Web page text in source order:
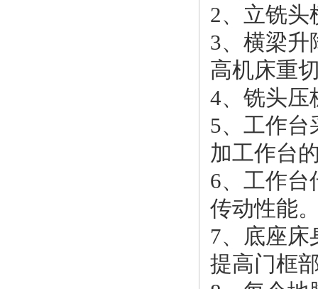
2、立铣头
3、横梁升
高机床重
4、铣头压
5、工作台
加工作台
6、工作台
传动性能
7、底座
提高门框